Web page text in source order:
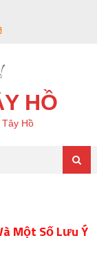
HỒ
Hồ
Một Số Lưu Ý